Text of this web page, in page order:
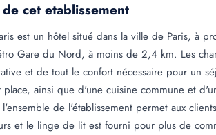
cet etablissement
est un hôtel situé dans la ville de Paris, à
Gare du Nord, à moins de 2,4 km. Les
et de tout le confort nécessaire pour un
place, ainsi que d'une cuisine commune et
de l'établissement permet aux
et le linge de lit est fourni pour plus de